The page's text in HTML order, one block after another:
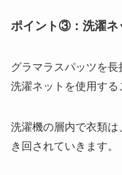
ポイント③：洗濯ネ
グラマラスパッツを
洗濯ネットを使用する
洗濯機の層内で衣類
き回されていきます。